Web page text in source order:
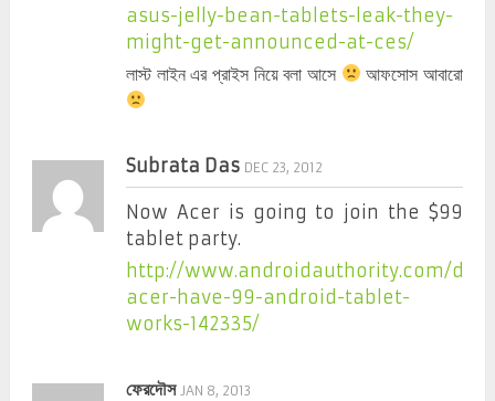
asus-jelly-bean-tablets-leak-they-
might-get-announced-at-ces/
লাস্ট লাইন এর প্রাইস নিয়ে বলা আসে
আফসোস আবারো
Subrata Das DEC 23, 2012
Now Acer is going to join the $99
tablet party.
http://www.androidauthority.com/
acer-have-99-android-tablet-
works-142335/
ফেরদৌস JAN 8, 2013